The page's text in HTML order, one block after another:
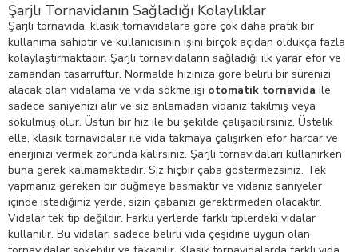
Şarjlı Tornavidanın Sağladığı Kolaylıklar
Şarjlı tornavida, klasik tornavidalara göre çok daha pratik bir
kullanıma sahiptir ve kullanıcısının işini birçok açıdan oldukça fazla
kolaylaştırmaktadır. Şarjlı tornavidaların sağladığı ilk yarar efor ve
zamandan tasarruftur. Normalde hızınıza göre belirli bir sürenizi
alacak olan vidalama ve vida sökme işi otomatik tornavida ile
sadece saniyenizi alır ve siz anlamadan vidanız takılmış veya
sökülmüş olur. Üstün bir hız ile bu şekilde çalışabilirsiniz. Üstelik
elle, klasik tornavidalar ile vida takmaya çalışırken efor harcar ve
enerjinizi vermek zorunda kalırsınız. Şarjlı tornavidaları kullanırken
buna gerek kalmamaktadır. Siz hiçbir çaba göstermezsiniz. Tek
yapmanız gereken bir düğmeye basmaktır ve vidanız saniyeler
içinde istediğiniz yerde, sizin çabanızı gerektirmeden olacaktır.
Vidalar tek tip değildir. Farklı yerlerde farklı tiplerdeki vidalar
kullanılır. Bu vidaları sadece belirli vida çeşidine uygun olan